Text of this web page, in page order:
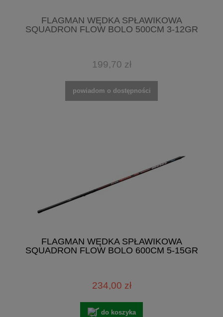
FLAGMAN WĘDKA SPŁAWIKOWA
SQUADRON FLOW BOLO 500CM 3-12GR
199,70 zł
powiadom o dostępności
FLAGMAN WĘDKA SPŁAWIKOWA
SQUADRON FLOW BOLO 600CM 5-15GR
234,00 zł
do koszyka